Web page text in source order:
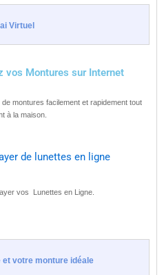
Virtuel
vos Montures sur Internet
montures facilement et rapidement tout
à la maison.
vos Lunettes en Ligne.
votre monture idéale